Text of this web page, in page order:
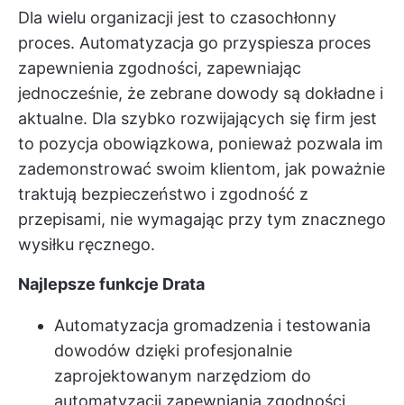
Dla wielu organizacji jest to czasochłonny
proces. Automatyzacja go przyspiesza proces
zapewnienia zgodności, zapewniając
jednocześnie, że zebrane dowody są dokładne i
aktualne. Dla szybko rozwijających się firm jest
to pozycja obowiązkowa, ponieważ pozwala im
zademonstrować swoim klientom, jak poważnie
traktują bezpieczeństwo i zgodność z
przepisami, nie wymagając przy tym znacznego
wysiłku ręcznego.
Najlepsze funkcje Drata
Automatyzacja gromadzenia i testowania
dowodów dzięki profesjonalnie
zaprojektowanym narzędziom do
automatyzacji zapewniania zgodności